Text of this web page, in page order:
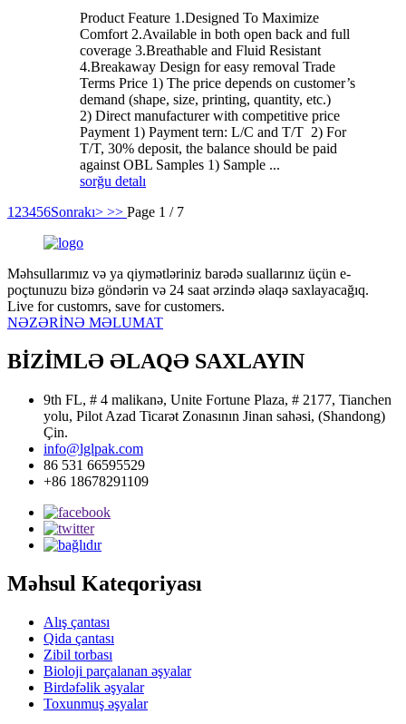
Product Feature 1.Designed To Maximize
Comfort 2.Available in both open back and full
coverage 3.Breathable and Fluid Resistant
4.Breakaway Design for easy removal Trade
Terms Price 1) The price depends on customer’s
demand (shape, size, printing, quantity, etc.)
2) Direct manufacturer with competitive price
Payment 1) Payment tern: L/C and T/T 2) For
T/T, 30% deposit, the balance should be paid
against OBL Samples 1) Sample ...
sorğu detalı
1 23456Sonrakı> >> Page 1 / 7
Məhsullarımız və ya qiymətləriniz barədə suallarınız üçün e-
poçtunuzu bizə göndərin və 24 saat ərzində əlaqə saxlayacağıq.
Live for customrs, save for customers.
NƏZƏRİNƏ MƏLUMAT
BİZİMLƏ ƏLAQƏ SAXLAYIN
9th FL, # 4 malikanə, Unite Fortune Plaza, # 2177, Tianchen
yolu, Pilot Azad Ticarət Zonasının Jinan sahəsi, (Shandong)
Çin.
info@lglpak.com
86 531 66595529
+86 18678291109
Məhsul Kateqoriyası
Alış çantası
Qida çantası
Zibil torbası
Bioloji parçalanan əşyalar
Birdəfəlik əşyalar
Toxunmuş əşyalar